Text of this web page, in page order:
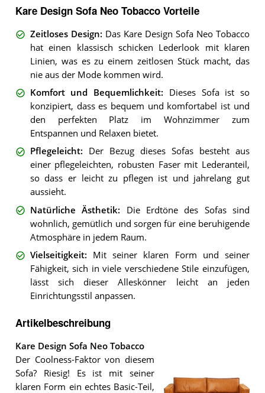
Kare Design Sofa Neo Tobacco Vorteile
Zeitloses Design: Das Kare Design Sofa Neo Tobacco
hat einen klassisch schicken Lederlook mit klaren
Linien, was es zu einem zeitlosen Stück macht, das
nie aus der Mode kommen wird.
Komfort und Bequemlichkeit: Dieses Sofa ist so
konzipiert, dass es bequem und komfortabel ist und
den perfekten Platz im Wohnzimmer zum
Entspannen und Relaxen bietet.
Pflegeleicht: Der Bezug dieses Sofas besteht aus
einer pflegeleichten, robusten Faser mit Lederanteil,
so dass er leicht zu pflegen ist und jahrelang gut
aussieht.
Natürliche Ästhetik: Die Erdtöne des Sofas sind
wohnlich, gemütlich und sorgen für eine beruhigende
Atmosphäre in jedem Raum.
Vielseitigkeit: Mit seiner klaren Form und seiner
Fähigkeit, sich in viele verschiedene Stile einzufügen,
lässt sich dieser Alleskönner leicht an jeden
Einrichtungsstil anpassen.
Artikelbeschreibung
Kare Design Sofa Neo Tobacco
Der Coolness-Faktor von diesem
Sofa? Riesig! Es ist mit seiner
klaren Form ein echtes Basic-Teil,